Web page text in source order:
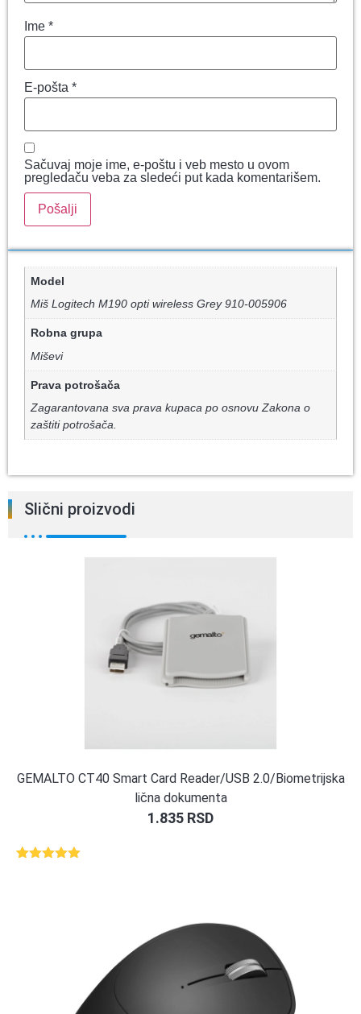
Ime *
E-pošta *
Sačuvaj moje ime, e-poštu i veb mesto u ovom
pregledaču veba za sledeći put kada komentarišem.
Model
Miš Logitech M190 opti wireless Grey 910-005906
Robna grupa
Miševi
Prava potrošača
Zagarantovana sva prava kupaca po osnovu Zakona o
zaštiti potrošača.
Slični proizvodi
GEMALTO CT40 Smart Card Reader/USB 2.0/Biometrijska
lična dokumenta
1.835 RSD